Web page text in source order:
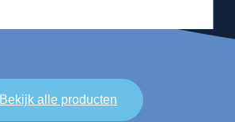
Bekijk alle producten